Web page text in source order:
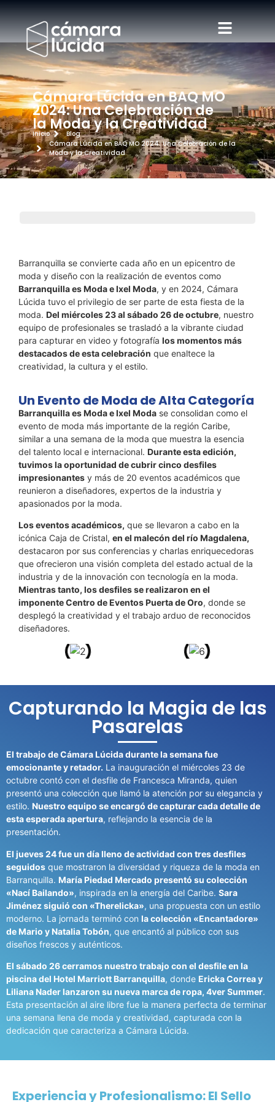
Cámara Lúcida en BAQ MO
2024: Una Celebración de
la Moda y la Creatividad
Inicio
Blog
Cámara Lúcida en BAQ MO 2024: Una Celebración de la
Moda y la Creatividad
Barranquilla se convierte cada año en un epicentro de
moda y diseño con la realización de eventos como
Barranquilla es Moda e Ixel Moda, y en 2024, Cámara
Lúcida tuvo el privilegio de ser parte de esta fiesta de la
moda. Del miércoles 23 al sábado 26 de octubre, nuestro
equipo de profesionales se trasladó a la vibrante ciudad
para capturar en video y fotografía los momentos más
destacados de esta celebración que enaltece la
creatividad, la cultura y el estilo.
Un Evento de Moda de Alta Categoría
Barranquilla es Moda e Ixel Moda se consolidan como el
evento de moda más importante de la región Caribe,
similar a una semana de la moda que muestra la esencia
del talento local e internacional. Durante esta edición,
tuvimos la oportunidad de cubrir cinco desfiles
impresionantes y más de 20 eventos académicos que
reunieron a diseñadores, expertos de la industria y
apasionados por la moda.
Los eventos académicos, que se llevaron a cabo en la
icónica Caja de Cristal, en el malecón del río Magdalena,
destacaron por sus conferencias y charlas enriquecedoras
que ofrecieron una visión completa del estado actual de la
industria y de la innovación con tecnología en la moda.
Mientras tanto, los desfiles se realizaron en el
imponente Centro de Eventos Puerta de Oro, donde se
desplegó la creatividad y el trabajo arduo de reconocidos
diseñadores.
Capturando la Magia de las
Pasarelas
El trabajo de Cámara Lúcida durante la semana fue
emocionante y retador. La inauguración el miércoles 23 de
octubre contó con el desfile de Francesca Miranda, quien
presentó una colección que llamó la atención por su elegancia y
estilo. Nuestro equipo se encargó de capturar cada detalle de
esta esperada apertura, reflejando la esencia de la
presentación.
El jueves 24 fue un día lleno de actividad con tres desfiles
seguidos que mostraron la diversidad y riqueza de la moda en
Barranquilla. María Piedad Mercado presentó su colección
«Nací Bailando», inspirada en la energía del Caribe. Sara
Jiménez siguió con «Therelicka», una propuesta con un estilo
moderno. La jornada terminó con la colección «Encantadore»
de Mario y Natalia Tobón, que encantó al público con sus
diseños frescos y auténticos.
El sábado 26 cerramos nuestro trabajo con el desfile en la
piscina del Hotel Marriott Barranquilla, donde Ericka Correa y
Liliana Nader lanzaron su nueva marca de ropa, 4ver Summer.
Esta presentación al aire libre fue la manera perfecta de terminar
una semana llena de moda y creatividad, capturada con la
dedicación que caracteriza a Cámara Lúcida.
Experiencia y Profesionalismo: El Sello